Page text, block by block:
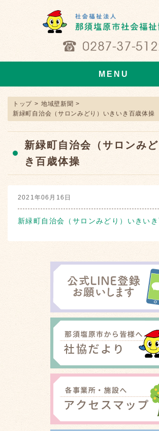
MENU
トップ > 地域壁新聞 >
新緑町自治会（サロンみどり）いきいき百歳体操
新緑町自治会（サロンみ
き百歳体操
2021年06月16日
新緑町自治会（サロンみどり）いきい